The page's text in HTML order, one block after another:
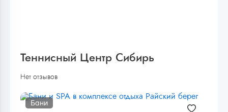
Теннисный Центр Сибирь
Нет отзывов
Бани